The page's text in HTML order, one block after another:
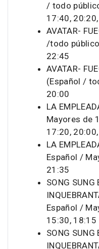
/ todo
17:40,
AVATAR-
/todo
22:45
AVATAR-
(Español /
20:00
LA
Mayores de
17:20,
LA
Español /
21:35
SONG SUNG
Español /
15:30, 18:15
SONG SUNG